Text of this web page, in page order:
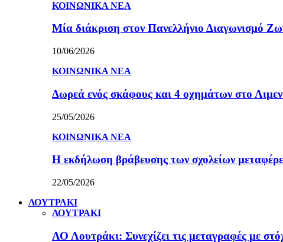
ΚΟΙΝΩΝΙΚΑ ΝΕΑ
Μία διάκριση στον Πανελλήνιο Διαγωνισμό
10/06/2026
ΚΟΙΝΩΝΙΚΑ ΝΕΑ
Δωρεά ενός σκάφους και 4 οχημάτων στο
25/05/2026
ΚΟΙΝΩΝΙΚΑ ΝΕΑ
Η εκδήλωση βράβευσης των σχολείων
22/05/2026
ΛΟΥΤΡΑΚΙ
ΛΟΥΤΡΑΚΙ
ΑΟ Λουτράκι: Συνεχίζει τις μεταγραφές με